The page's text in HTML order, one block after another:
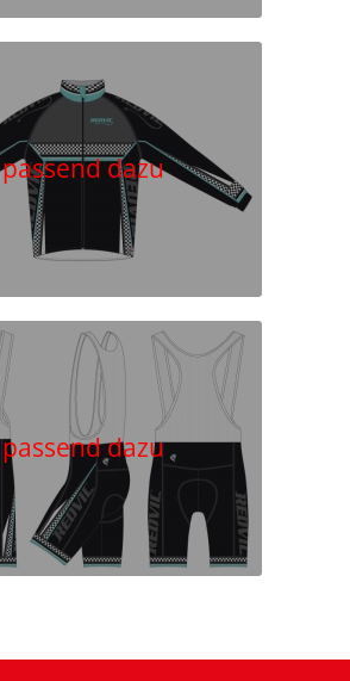
passend dazu
passend dazu